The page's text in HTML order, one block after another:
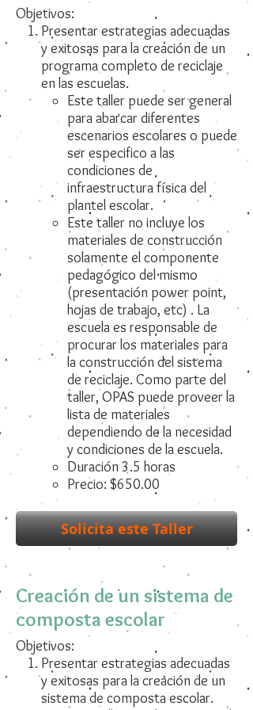
Objetivos:
Presentar estrategias adecuadas
y exitosas para la creación de un
programa completo de reciclaje
en las escuelas.
Este taller puede ser general
para abarcar diferentes
escenarios escolares o puede
ser especifico a las
condiciones de
infraestructura física del
plantel escolar.
Este taller no incluye los
materiales de construcción
solamente el componente
pedagógico del mismo
(presentación power point,
hojas de trabajo, etc) . La
escuela es responsable de
procurar los materiales para
la construcción del sistema
de reciclaje. Como parte del
taller, OPAS puede proveer la
lista de materiales
dependiendo de la necesidad
y condiciones de la escuela.
Duración 3.5 horas
Precio: $650.00
Solicita este Taller
Creación de un sistema de
composta escolar
Objetivos:
Presentar estrategias adecuadas
y exitosas para la creación de un
sistema de composta escolar.